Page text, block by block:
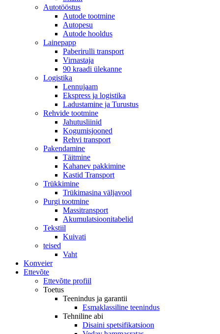
Autotööstus
Autode tootmine
Autopesu
Autode hooldus
Lainepapp
Paberirulli transport
Virnastaja
90 kraadi ülekanne
Logistika
Lennujaam
Ekspress ja logistika
Ladustamine ja Turustus
Rehvide tootmine
Jahutusliinid
Kogumisjooned
Rehvi transport
Pakendamine
Täitmine
Kahanev pakkimine
Kastid Transport
Trükkimine
Trükimasina väljavool
Purgi tootmine
Massitransport
Akumulatsioonitabelid
Tekstiil
Kuivati
teised
Vaht
Konveier
Ettevõte
Ettevõtte profiil
Toetus
Teenindus ja garantii
Esmaklassiline teenindus
Tehniline abi
Disaini spetsifikatsioon